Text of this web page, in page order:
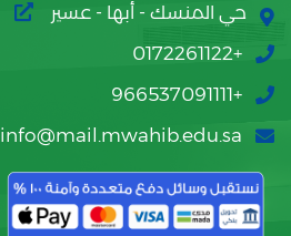
حي المنسك - أبها - عسير
+0172261122
+966537091111
info@mail.mwahib.edu.sa